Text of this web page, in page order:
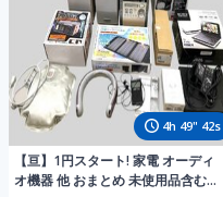
4h 49" 40s
【亘】1円スタート! 家電 オーディ
オ機器 他 おまとめ 未使用品含む